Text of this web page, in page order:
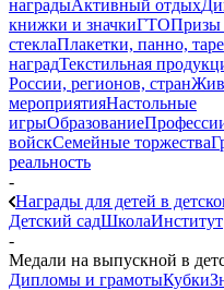
наградыАктивный отдых
книжки и значкиГТОПризы
стеклаПлакетки, панно,
наградТекстильная
России, регионов, стран
мероприятияНастольные
игрыОбразование
войскСемейные торжества
реальность
-
Награды для детей в
Детский садШколаИнститут
-
Медали на выпускной в
Дипломы и грамотыКубки